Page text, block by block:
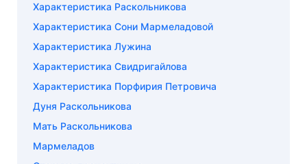
Характеристика Раскольникова
Характеристика Сони Мармеладовой
Характеристика Лужина
Характеристика Свидригайлова
Характеристика Порфирия Петровича
Дуня Раскольникова
Мать Раскольникова
Мармеладов